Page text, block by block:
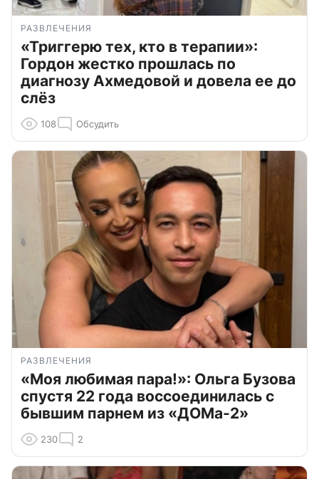
РАЗВЛЕЧЕНИЯ
«Триггерю тех, кто в терапии»:
Гордон жестко прошлась по
диагнозу Ахмедовой и довела ее до
слёз
108 Обсудить
РАЗВЛЕЧЕНИЯ
«Моя любимая пара!»: Ольга Бузова
спустя 22 года воссоединилась с
бывшим парнем из «ДОМа-2»
230 2